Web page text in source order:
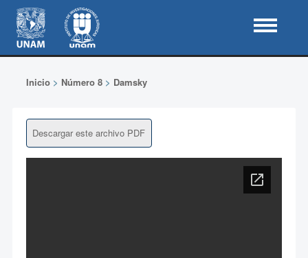
Inicio> Número 8> Damsky
Descargar este archivo PDF